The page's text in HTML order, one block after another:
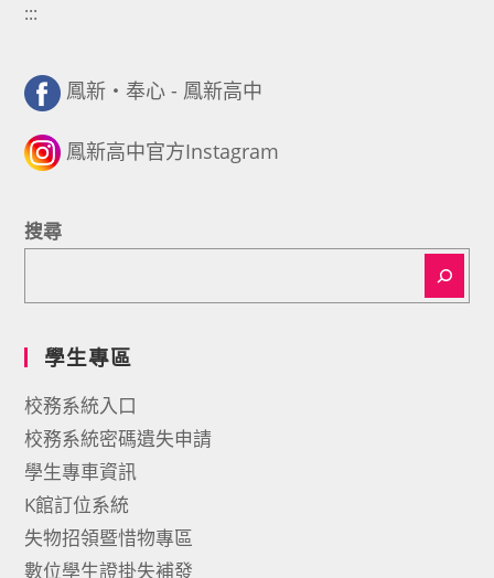
:::
鳳新・奉心 - 鳳新高中
鳳新高中官方Instagram
搜尋
學生專區
校務系統入口
校務系統密碼遺失申請
學生專車資訊
K館訂位系統
失物招領暨惜物專區
數位學生證掛失補發